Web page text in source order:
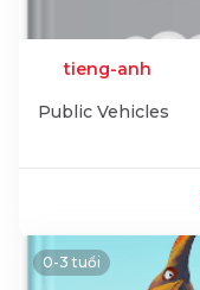
tieng-anh
Public Vehicles
0-3 tuổi